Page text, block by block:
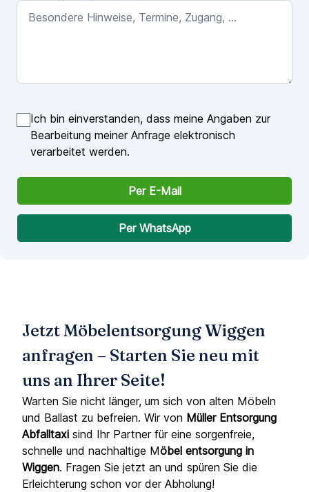
Ich bin einverstanden, dass meine Angaben zur
Bearbeitung meiner Anfrage elektronisch
verarbeitet werden.
Per E-Mail
Per WhatsApp
Jetzt Möbelentsorgung Wiggen
anfragen – Starten Sie neu mit
uns an Ihrer Seite!
Warten Sie nicht länger, um sich von alten Möbeln
und Ballast zu befreien. Wir von Müller Entsorgung
Abfalltaxi sind Ihr Partner für eine sorgenfreie,
schnelle und nachhaltige Möbel entsorgung in
Wiggen. Fragen Sie jetzt an und spüren Sie die
Erleichterung schon vor der Abholung!